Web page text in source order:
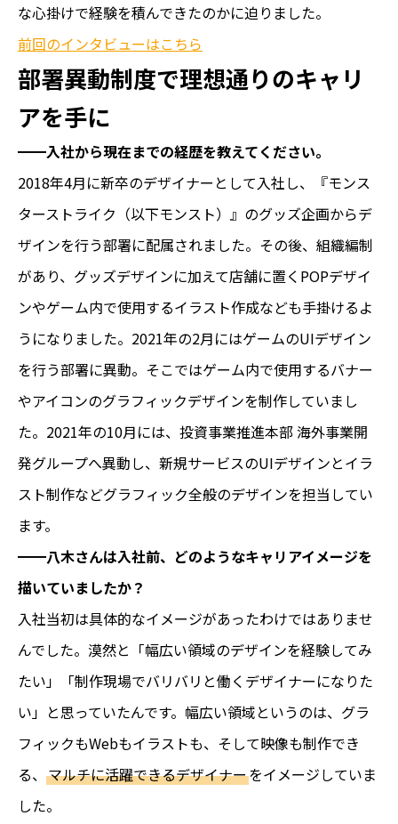
な心掛けで経験を積んできたのかに迫りました。
前回のインタビューはこちら
部署異動制度で理想通りのキャリ
アを手に
━━入社から現在までの経歴を教えてください。
2018年4月に新卒のデザイナーとして入社し、『モンス
ターストライク（以下モンスト）』のグッズ企画からデ
ザインを行う部署に配属されました。その後、組織編制
があり、グッズデザインに加えて店舗に置くPOPデザイ
ンやゲーム内で使用するイラスト作成なども手掛けるよ
うになりました。2021年の2月にはゲームのUIデザイン
を行う部署に異動。そこではゲーム内で使用するバナー
やアイコンのグラフィックデザインを制作していまし
た。2021年の10月には、投資事業推進本部 海外事業開
発グループへ異動し、新規サービスのUIデザインとイラ
スト制作などグラフィック全般のデザインを担当してい
ます。
━━八木さんは入社前、どのようなキャリアイメージを
描いていましたか？
入社当初は具体的なイメージがあったわけではありませ
んでした。漠然と「幅広い領域のデザインを経験してみ
たい」「制作現場でバリバリと働くデザイナーになりた
い」と思っていたんです。幅広い領域というのは、グラ
フィックもWebもイラストも、そして映像も制作でき
る、 マルチに活躍できるデザイナーをイメージしていま
した。